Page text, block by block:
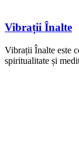
Vibrații Înalte
Vibrații Înalte este
spiritualitate și